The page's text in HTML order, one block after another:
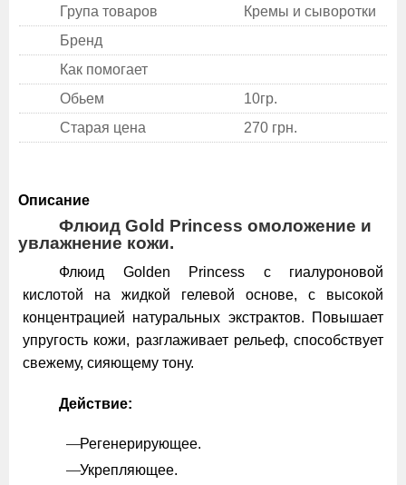
Група товаров
Кремы и сыворотки
Бренд
Как помогает
Обьем
10гр.
Старая цена
270 грн.
Описание
Флюид Gold Princess омоложение и
увлажнение кожи.
Флюид Golden Princess с гиалуроновой
кислотой на жидкой гелевой основе, с высокой
концентрацией натуральных экстрактов. Повышает
упругость кожи, разглаживает рельеф, способствует
свежему, сияющему тону.
Действие:
Регенерирующее.
Укрепляющее.